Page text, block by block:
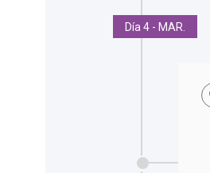
Día 4 - MAR.